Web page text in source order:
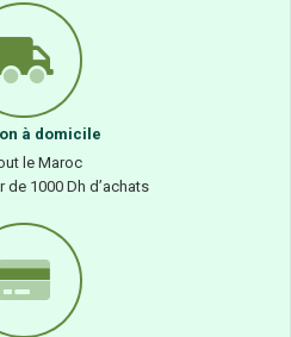
à domicile
le Maroc
de 1000 Dh d’achats